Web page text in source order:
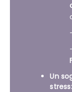
Un
stress: